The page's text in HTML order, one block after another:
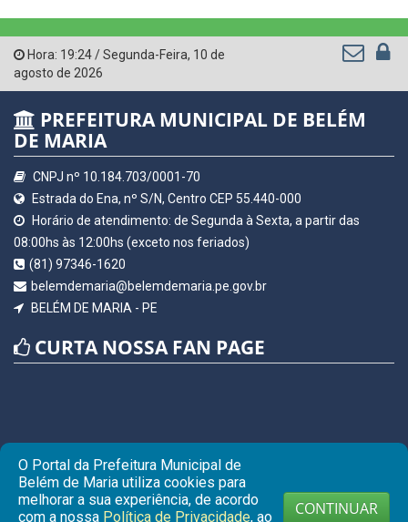
Hora: 19:24/Segunda-Feira, 10 de
agosto de 2026
PREFEITURA MUNICIPAL DE BELÉM
DE MARIA
CNPJ nº 10.184.703/0001-70
Estrada do Ena, nº S/N, Centro CEP 55.440-000
Horário de atendimento: de Segunda à Sexta, a partir das
08:00hs às 12:00hs (exceto nos feriados)
(81) 97346-1620
belemdemaria@belemdemaria.pe.gov.br
BELÉM DE MARIA - PE
CURTA NOSSA FAN PAGE
O Portal da Prefeitura Municipal de
Belém de Maria utiliza cookies para
melhorar a sua experiência, de acordo
com a nossa Política de Privacidade, ao CONTINUAR